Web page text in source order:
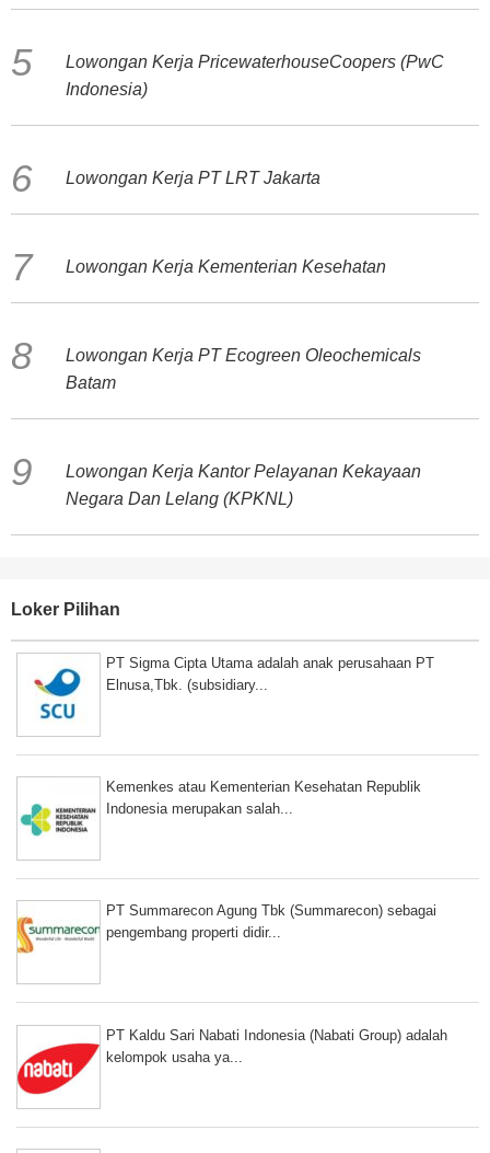
Lowongan Kerja PricewaterhouseCoopers (PwC
Indonesia)
Lowongan Kerja PT LRT Jakarta
Lowongan Kerja Kementerian Kesehatan
Lowongan Kerja PT Ecogreen Oleochemicals
Batam
Lowongan Kerja Kantor Pelayanan Kekayaan
Negara Dan Lelang (KPKNL)
Loker Pilihan
PT Sigma Cipta Utama adalah anak perusahaan PT
Elnusa,Tbk. (subsidiary...
Kemenkes atau Kementerian Kesehatan Republik
Indonesia merupakan salah...
PT Summarecon Agung Tbk (Summarecon) sebagai
pengembang properti didir...
PT Kaldu Sari Nabati Indonesia (Nabati Group) adalah
kelompok usaha ya...